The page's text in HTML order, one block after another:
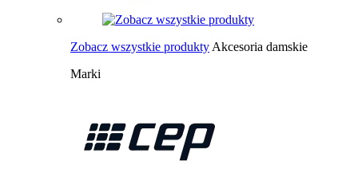
Zobacz wszystkie produkty Akcesoria damskie
Marki